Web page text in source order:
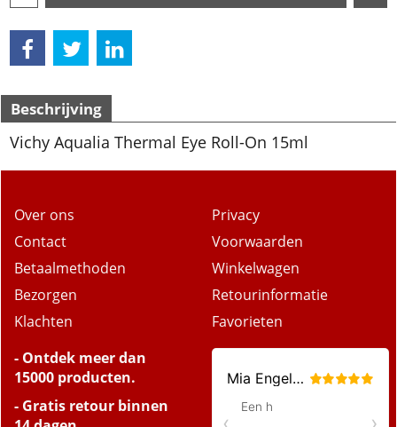
Beschrijving
Vichy Aqualia Thermal Eye Roll-On 15ml
Over ons
Contact
Betaalmethoden
Bezorgen
Klachten
Privacy
Voorwaarden
Winkelwagen
Retourinformatie
Favorieten
- Ontdek meer dan
15000 producten.
- Gratis retour binnen